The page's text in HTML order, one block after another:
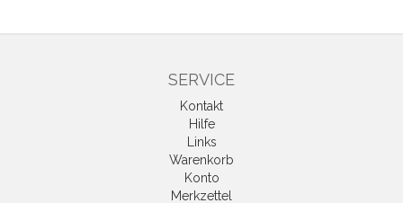
SERVICE
Kontakt
Hilfe
Links
Warenkorb
Konto
Merkzettel